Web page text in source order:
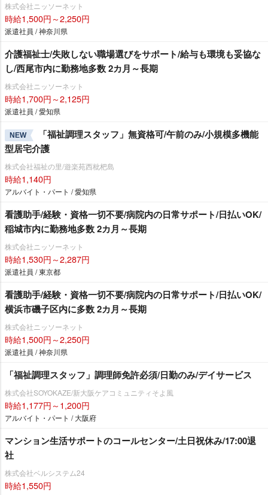
株式会社ニッソーネット
時給1,500円～2,250円
派遣社員 / 神奈川県
介護福祉士/失敗しない職場選びをサポート/給与も環境も妥協な
し/西尾市内に勤務地多数 2カ月～長期
株式会社ニッソーネット
時給1,700円～2,125円
派遣社員 / 愛知県
NEW
「福祉調理スタッフ」無資格可/午前のみ/小規模多機能
型居宅介護
株式会社福祉の里/遊楽苑西枇杷島
時給1,140円
アルバイト・パート / 愛知県
看護助手/経験・資格一切不要/病院内の日常サポート/日払いOK/
稲城市内に勤務地多数 2カ月～長期
株式会社ニッソーネット
時給1,530円～2,287円
派遣社員 / 東京都
看護助手/経験・資格一切不要/病院内の日常サポート/日払いOK/
横浜市磯子区内に多数 2カ月～長期
株式会社ニッソーネット
時給1,500円～2,250円
派遣社員 / 神奈川県
「福祉調理スタッフ」調理師免許必須/日勤のみ/デイサービス
株式会社SOYOKAZE/新大阪ケアコミュニティそよ風
時給1,177円～1,200円
アルバイト・パート / 大阪府
マンション生活サポートのコールセンター/土日祝休み/17:00退
社
株式会社ベルシステム24
時給1,550円